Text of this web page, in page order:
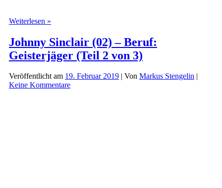
Weiterlesen »
(03)
–
Beruf:
(Teil
3
Johnny Sinclair (02) – Beruf:
Geisterjäger (Teil 2 von 3)
Veröffentlicht am 19. Februar 2019 | Von Markus Stengelin |
Keine Kommentare